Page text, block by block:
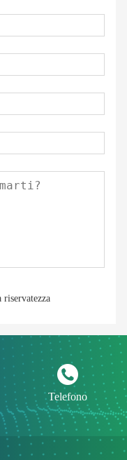
Telefono